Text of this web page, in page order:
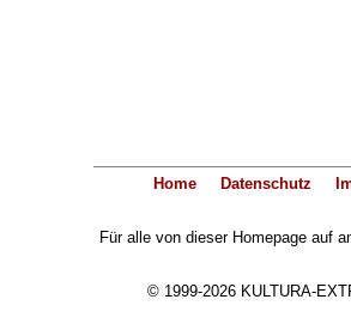
Home Datenschutz
Für alle von dieser Homepage auf
© 1999-2026 KULTURA-